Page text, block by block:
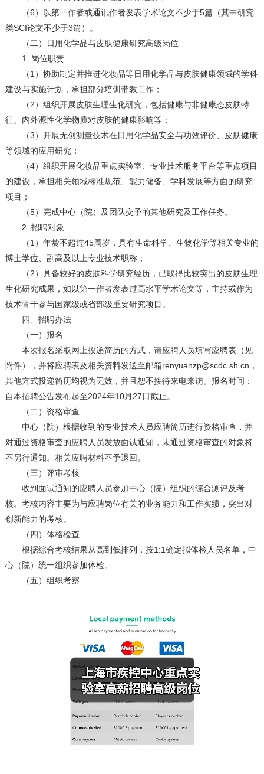
（6）以第一作者或通讯作者发表学术论文不少于5篇（其中研究
类SCI论文不少于3篇）。
（二）日用化学品与皮肤健康研究高级岗位
1. 岗位职责
（1）协助制定并推进化妆品等日用化学品与皮肤健康领域的学科
建设与实施计划，承担部分培训带教工作；
（2）组织开展皮肤生理生化研究，包括健康与非健康态皮肤特
征、内外源性化学物质对皮肤的健康影响等；
（3）开展无创测量技术在日用化学品安全与功效评价、皮肤健康
等领域的应用研究；
（4）组织开展化妆品重点实验室、专业技术服务平台等重点项目
的建设，承担相关领域标准规范、能力储备、学科发展等方面的研究
项目；
（5）完成中心（院）及团队交予的其他研究及工作任务。
2. 招聘对象
（1）年龄不超过45周岁，具有生命科学、生物化学等相关专业的
博士学位、副高及以上专业技术职称；
（2）具备较好的皮肤科学研究经历，已取得比较突出的皮肤生理
生化研究成果，如以第一作者发表过高水平学术论文等，主持或作为
技术骨干参与国家级或省部级重要研究项目。
四、招聘办法
（一）报名
本次报名采取网上投递简历的方式，请应聘人员填写应聘表（见
附件），并将应聘表及相关资料发送至邮箱renyuanzp@scdc.sh.cn，
其他方式投递简历均视为无效，并且恕不接待来电来访。报名时间：
自本招聘公告发布起至2024年10月27日截止。
（二）资格审查
中心（院）根据收到的专业技术人员应聘简历进行资格审查，并
对通过资格审查的应聘人员发放面试通知，未通过资格审查的对象将
不另行通知。相关应聘材料不予退回。
（三）评审考核
收到面试通知的应聘人员参加中心（院）组织的综合测评及考
核。考核内容主要为与应聘岗位有关的业务能力和工作实绩，突出对
创新能力的考核。
（四）体格检查
根据综合考核结果从高到低排列，按1:1确定拟体检人员名单，中
心（院）统一组织参加体检。
（五）组织考察